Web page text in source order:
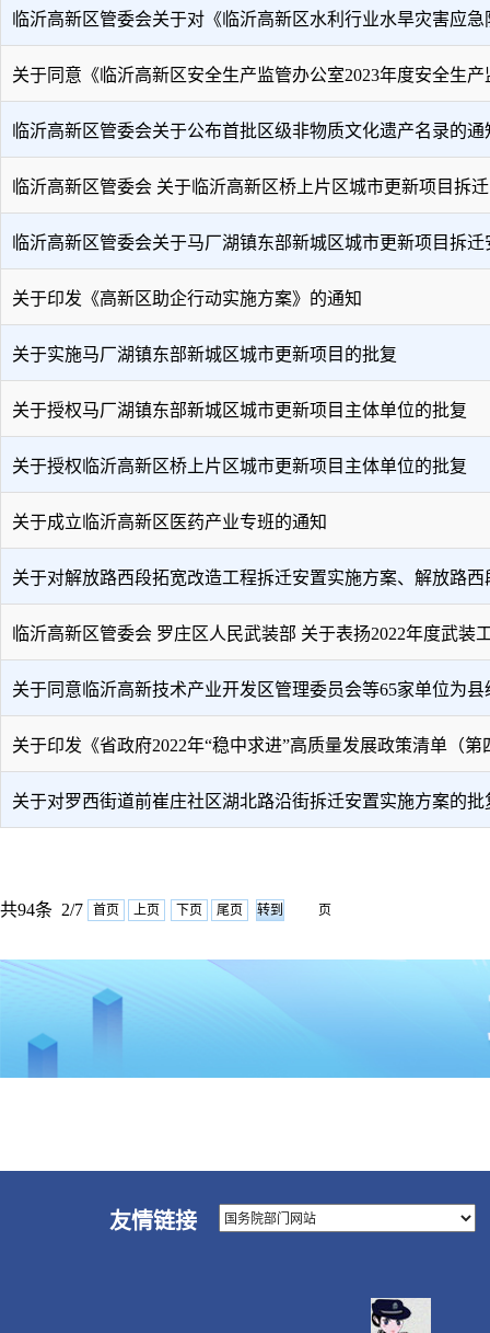
临沂高新区管委会关于对《临沂高新区水利行业水旱灾害应
关于同意《临沂高新区安全生产监管办公室2023年度安全生
临沂高新区管委会关于公布首批区级非物质文化遗产名录的通
临沂高新区管委会 关于临沂高新区桥上片区城市更新项目拆
临沂高新区管委会关于马厂湖镇东部新城区城市更新项目拆
关于印发《高新区助企行动实施方案》的通知
关于实施马厂湖镇东部新城区城市更新项目的批复
关于授权马厂湖镇东部新城区城市更新项目主体单位的批复
关于授权临沂高新区桥上片区城市更新项目主体单位的批复
关于成立临沂高新区医药产业专班的通知
关于对解放路西段拓宽改造工程拆迁安置实施方案、解放路
临沂高新区管委会 罗庄区人民武装部 关于表扬2022年度武装
关于同意临沂高新技术产业开发区管理委员会等65家单位为
关于印发《省政府2022年“稳中求进”高质量发展政策清单（
关于对罗西街道前崔庄社区湖北路沿街拆迁安置实施方案的批
共94条 2/7 首页 上页 下页 尾页 页
友情链接